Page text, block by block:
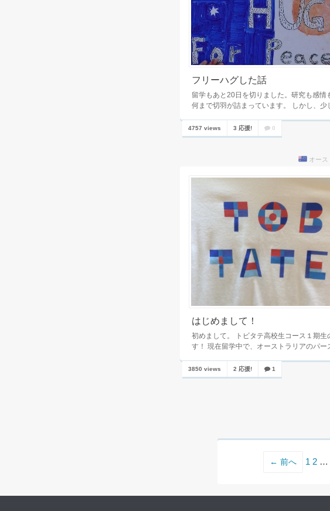
フリーハグした話
留学もあと20日を切りました。研究も感情
何まで切羽が詰まっています。 しかし、少
4757 views 3 応援! 0
はじめまして！
初めまして。 トビタテ高校生コース１期生
す！ 現在留学中で、オーストラリアのパー
オース
3850 views 2 応援! 1
← 前へ 1 2 …